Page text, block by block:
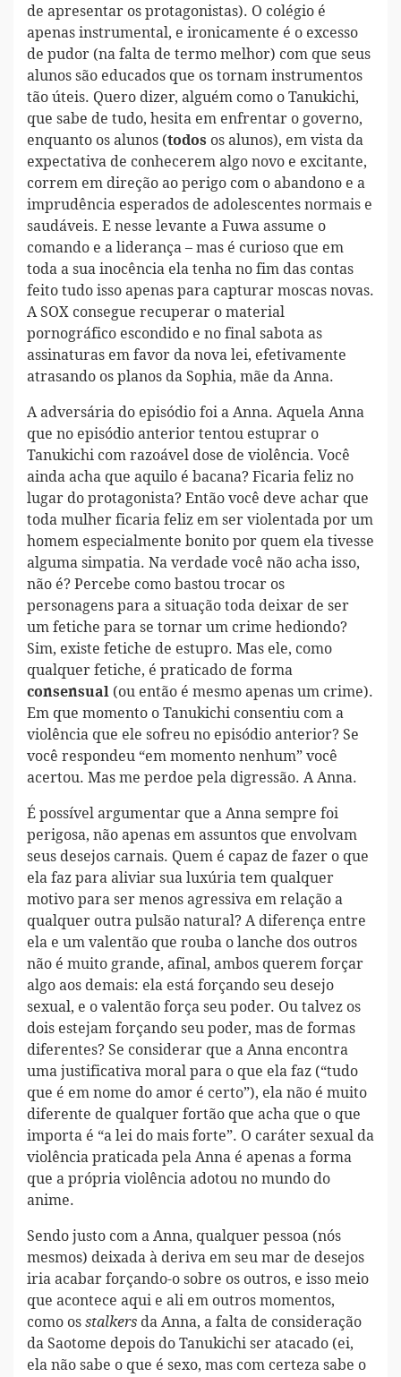
de apresentar os protagonistas). O colégio é
apenas instrumental, e ironicamente é o excesso
de pudor (na falta de termo melhor) com que seus
alunos são educados que os tornam instrumentos
tão úteis. Quero dizer, alguém como o Tanukichi,
que sabe de tudo, hesita em enfrentar o governo,
enquanto os alunos (todos os alunos), em vista da
expectativa de conhecerem algo novo e excitante,
correm em direção ao perigo com o abandono e a
imprudência esperados de adolescentes normais e
saudáveis. E nesse levante a Fuwa assume o
comando e a liderança – mas é curioso que em
toda a sua inocência ela tenha no fim das contas
feito tudo isso apenas para capturar moscas novas.
A SOX consegue recuperar o material
pornográfico escondido e no final sabota as
assinaturas em favor da nova lei, efetivamente
atrasando os planos da Sophia, mãe da Anna.
A adversária do episódio foi a Anna. Aquela Anna
que no episódio anterior tentou estuprar o
Tanukichi com razoável dose de violência. Você
ainda acha que aquilo é bacana? Ficaria feliz no
lugar do protagonista? Então você deve achar que
toda mulher ficaria feliz em ser violentada por um
homem especialmente bonito por quem ela tivesse
alguma simpatia. Na verdade você não acha isso,
não é? Percebe como bastou trocar os
personagens para a situação toda deixar de ser
um fetiche para se tornar um crime hediondo?
Sim, existe fetiche de estupro. Mas ele, como
qualquer fetiche, é praticado de forma
consensual (ou então é mesmo apenas um crime).
Em que momento o Tanukichi consentiu com a
violência que ele sofreu no episódio anterior? Se
você respondeu “em momento nenhum” você
acertou. Mas me perdoe pela digressão. A Anna.
É possível argumentar que a Anna sempre foi
perigosa, não apenas em assuntos que envolvam
seus desejos carnais. Quem é capaz de fazer o que
ela faz para aliviar sua luxúria tem qualquer
motivo para ser menos agressiva em relação a
qualquer outra pulsão natural? A diferença entre
ela e um valentão que rouba o lanche dos outros
não é muito grande, afinal, ambos querem forçar
algo aos demais: ela está forçando seu desejo
sexual, e o valentão força seu poder. Ou talvez os
dois estejam forçando seu poder, mas de formas
diferentes? Se considerar que a Anna encontra
uma justificativa moral para o que ela faz (“tudo
que é em nome do amor é certo”), ela não é muito
diferente de qualquer fortão que acha que o que
importa é “a lei do mais forte”. O caráter sexual da
violência praticada pela Anna é apenas a forma
que a própria violência adotou no mundo do
anime.
Sendo justo com a Anna, qualquer pessoa (nós
mesmos) deixada à deriva em seu mar de desejos
iria acabar forçando-o sobre os outros, e isso meio
que acontece aqui e ali em outros momentos,
como os stalkers da Anna, a falta de consideração
da Saotome depois do Tanukichi ser atacado (ei,
ela não sabe o que é sexo, mas com certeza sabe o